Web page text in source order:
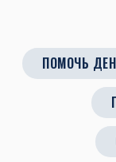
ПОМОЧЬ